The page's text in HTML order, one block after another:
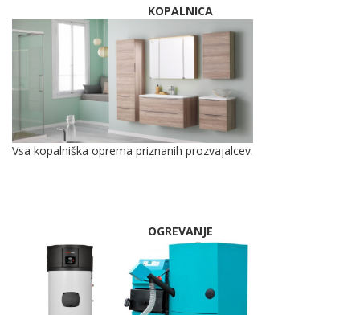
KOPALNICA
Vsa kopalniška oprema priznanih prozvajalcev.
OGREVANJE